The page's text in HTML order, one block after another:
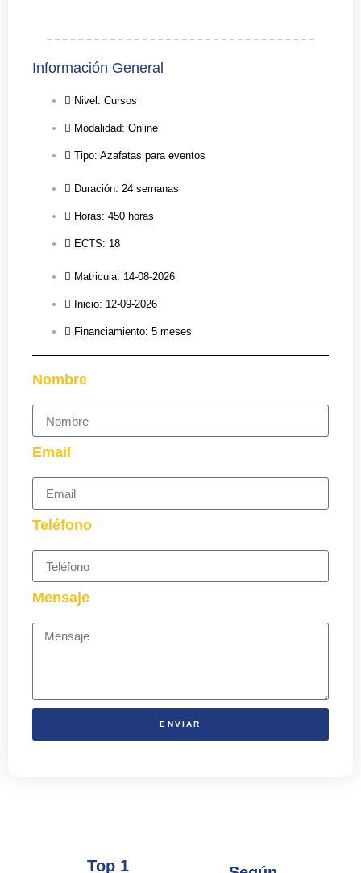
Información General
Nivel: Cursos
Modalidad: Online
Tipo: Azafatas para eventos
Duración: 24 semanas
Horas: 450 horas
ECTS: 18
Matricula: 14-08-2026
Inicio: 12-09-2026
Financiamiento: 5 meses
Nombre
Email
Teléfono
Mensaje
ENVIAR
Top 1